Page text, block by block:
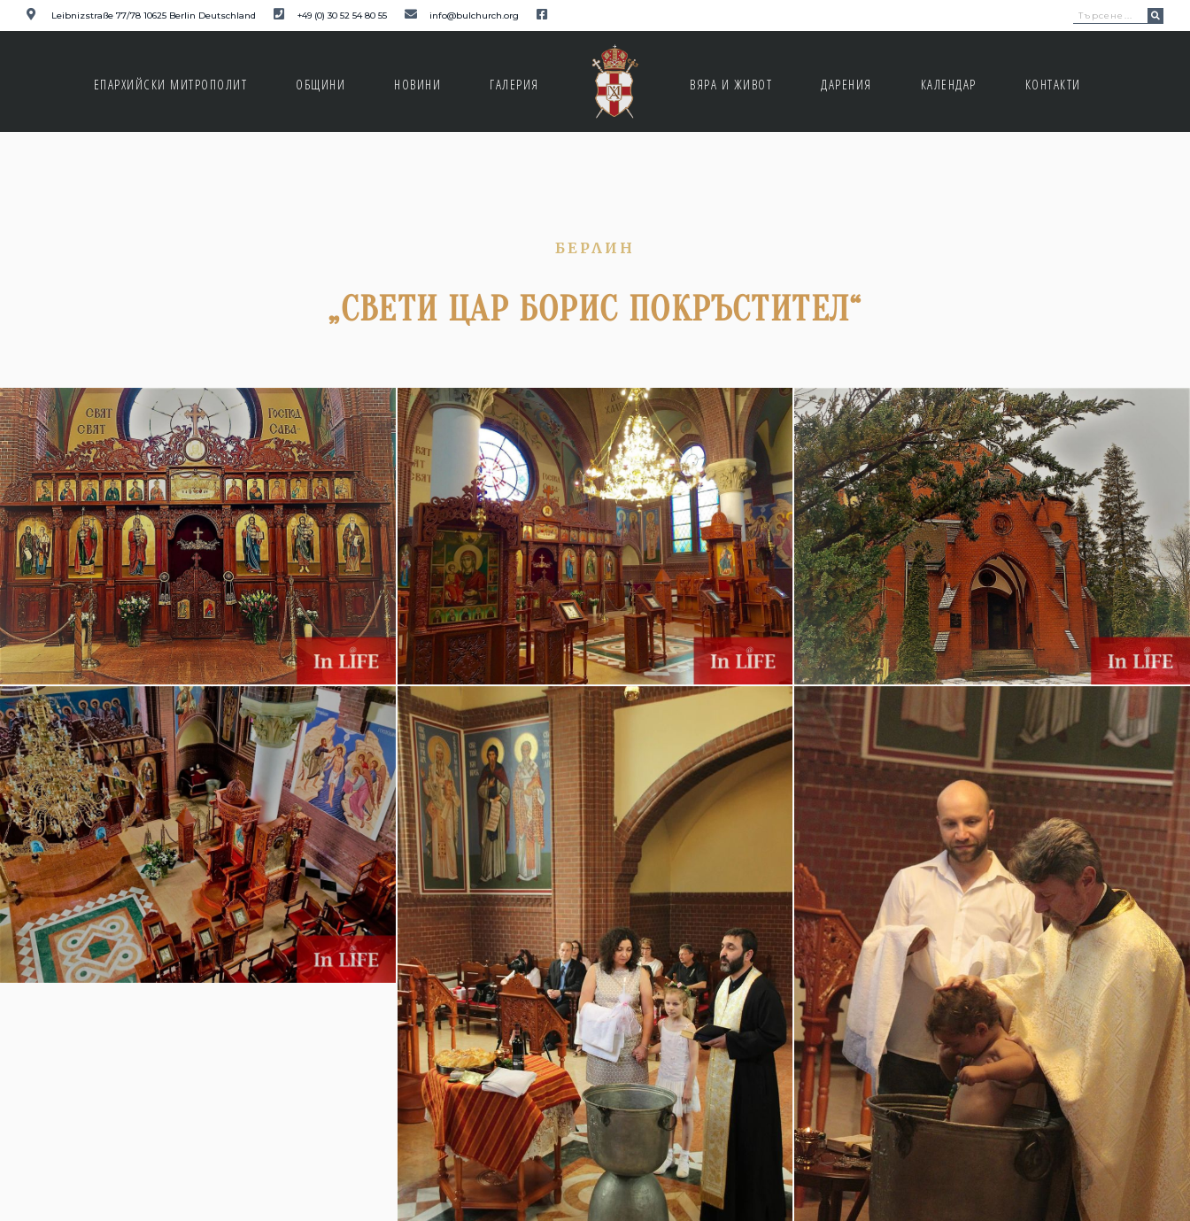
Leibnizstraße 77/78 10625 Berlin Deutschland +49 (0) 30 52 54 80 55 info@bulchurch.org
ЕПАРХИЙСКИ МИТРОПОЛИТ ОБЩИНИ НОВИНИ ГАЛЕРИЯ ВЯРА И ЖИВОТ ДАРEНИЯ КАЛЕНДАР КОНТАКТИ
БЕРЛИН
„СВЕТИ ЦАР БОРИС ПОКРЪСТИТЕЛ“